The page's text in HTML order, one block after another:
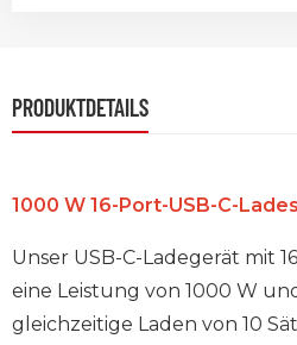
PRODUKTDETAILS
1000 W 16-Port-USB-C-
Unser USB-C-Ladegerät mit
eine Leistung von 1000 W
gleichzeitige Laden von 10